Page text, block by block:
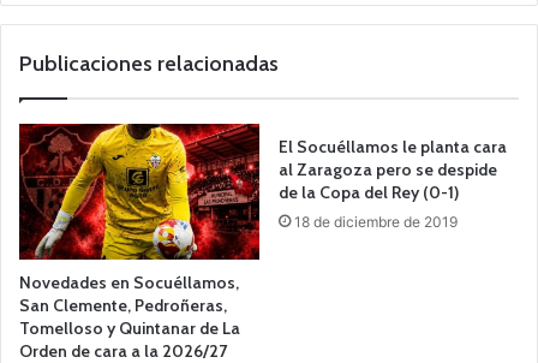
we
Publicaciones relacionadas
Novedades en Socuéllamos,
San Clemente, Pedroñeras,
Tomelloso y Quintanar de La
Orden de cara a la 2026/27
El Socuéllamos le planta cara
al Zaragoza pero se despide
de la Copa del Rey (0-1)
18 de diciembre de 2019